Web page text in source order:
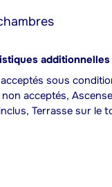
additionnelles
sous
acceptés,
Terrasse sur le